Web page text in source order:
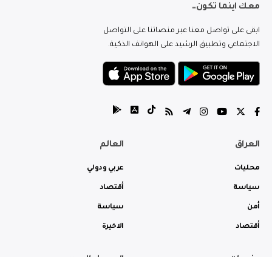
معك اينما تكون..
ابقى على تواصل معنا عبر منصاتنا على التواصل
الاجتماعي وتطبيق الرشيد على الهواتف الذكية.
العراق
محليات
سياسة
أمن
أقتصاد
العالم
عربي ودولي
أقتصاد
سياسة
الاخيرة